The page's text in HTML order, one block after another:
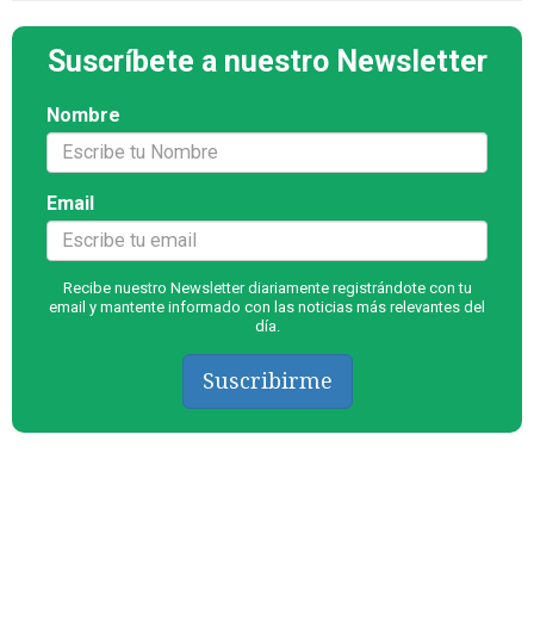
Suscríbete a nuestro Newsletter
Nombre
Email
Recibe nuestro Newsletter diariamente registrándote con tu
email y mantente informado con las noticias más relevantes del
día.
Suscribirme